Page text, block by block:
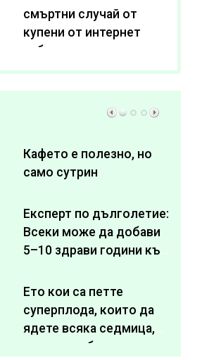
смъртни случай от
купени от интернет
субстанции за
отслабване
Кафето е полезно, но
само сутрин
Експерт по дълголетие:
Всеки може да добави
5–10 здрави години към
Ето кои са петте
суперплода, които да
ядете всяка седмица,
за да подобрите